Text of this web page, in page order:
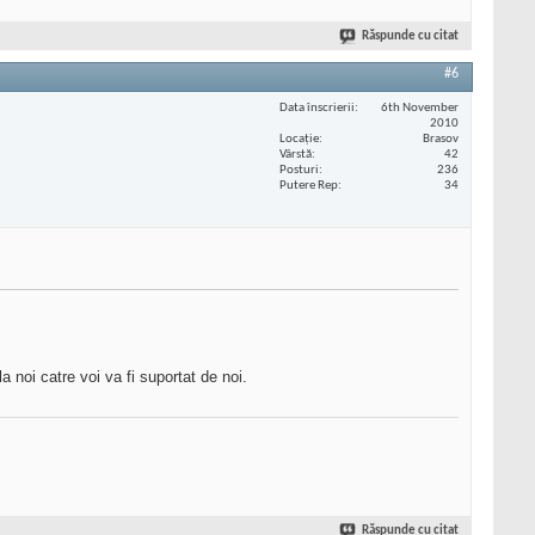
Răspunde cu citat
#6
Data înscrierii
6th November
2010
Locaţie
Brasov
Vârstă
42
Posturi
236
Putere Rep
34
noi catre voi va fi suportat de noi.
Răspunde cu citat